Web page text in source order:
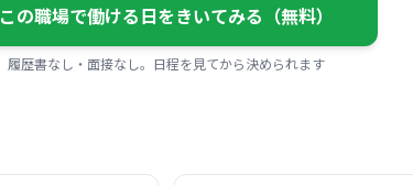
この職場で働ける日をきいてみる（無料）
履歴書なし・面接なし。日程を見てから決められます